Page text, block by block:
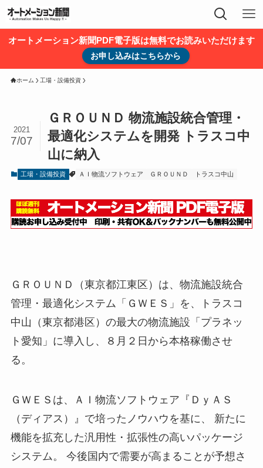
オートメーション新聞PDF電子版は無料でお読みいただけます
お申し込みはこちらから
ホーム 工場・設備投資
ＧＲＯＵＮＤ 物流施設統合管理・
最適化システムを開発 トラスコ中
山に納入
2021
7/07
工場・設備投資 ＡＩ物流ソフトウェア ＧＲＯＵＮＤ トラスコ中山
ＧＲＯＵＮＤ（東京都江東区）は、物流施設統合
管理・最適化システム「ＧＷＥＳ」を、トラスコ
中山（東京都港区）の最大の物流施設「プラネッ
ト愛知」に導入し、８月２日から本格稼働させ
る。
ＧＷＥＳは、ＡＩ物流ソフトウェア『ＤｙＡＳ
（ディアス）』で培ったノウハウを基に、 新たに
機能を拡充した汎用性・拡張性の高いパッケージ
システム。 今後国内で需要が高まることが予想さ